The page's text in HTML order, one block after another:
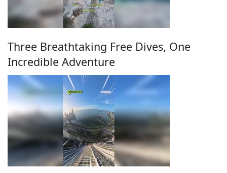
Three Breathtaking Free Dives, One
Incredible Adventure